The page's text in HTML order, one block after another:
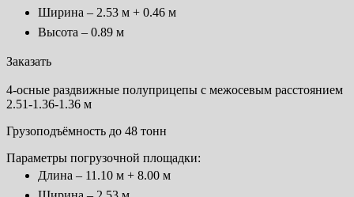
Ширина – 2.53 м + 0.46 м
Высота – 0.89 м
Заказать
4-осные раздвижные полуприцепы с межосевым расстоянием
2.51-1.36-1.36 м
Грузоподъёмность до 48 тонн
Параметры погрузочной площадки:
Длина – 11.10 м + 8.00 м